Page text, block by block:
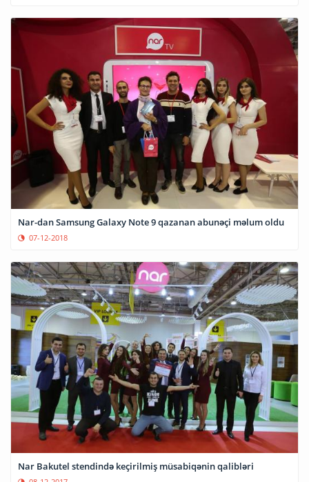
Nar-dan Samsung Galaxy Note 9 qazanan abunəçi məlum oldu
07-12-2018
Nar Bakutel stendində keçirilmiş müsabiqənin qalibləri